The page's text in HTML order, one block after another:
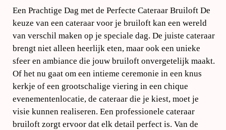
Een Prachtige Dag met de Perfecte Cateraar Bruiloft De
keuze van een cateraar voor je bruiloft kan een wereld
van verschil maken op je speciale dag. De juiste cateraar
brengt niet alleen heerlijk eten, maar ook een unieke
sfeer en ambiance die jouw bruiloft onvergetelijk maakt.
Of het nu gaat om een intieme ceremonie in een knus
kerkje of een grootschalige viering in een chique
evenementenlocatie, de cateraar die je kiest, moet je
visie kunnen realiseren. Een professionele cateraar
bruiloft zorgt ervoor dat elk detail perfect is. Van de